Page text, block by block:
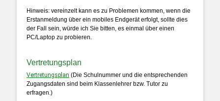
Hinweis: vereinzelt kann es zu Problemen kommen, wenn die
Erstanmeldung über ein mobiles Endgerät erfolgt, sollte dies
der Fall sein, würde ich Sie bitten, es einmal über einen
PC/Laptop zu probieren.
Vertretungsplan
Vertretungsplan (Die Schulnummer und die entsprechenden
Zugangsdaten sind beim Klassenlehrer bzw. Tutor zu
erfragen.)